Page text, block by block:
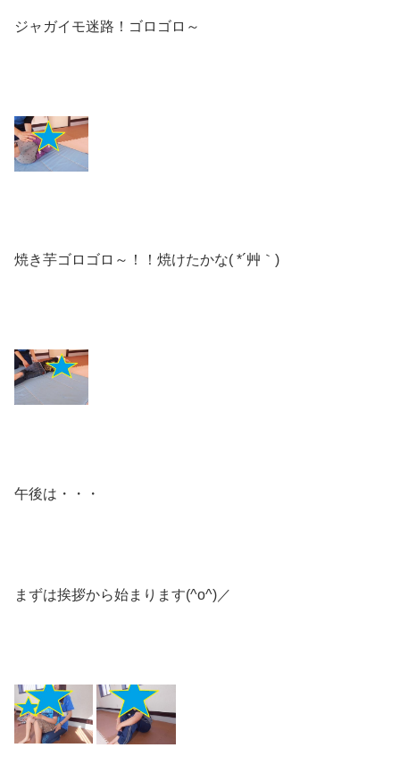
ジャガイモ迷路！ゴロゴロ～
焼き芋ゴロゴロ～！！焼けたかな( *´艸｀)
午後は・・・
まずは挨拶から始まります(^o^)／